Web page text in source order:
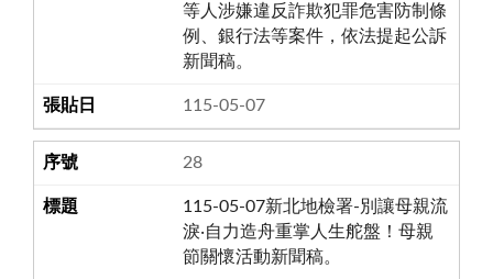
等人涉嫌違反詐欺犯罪危害防制條
例、銀行法等案件，依法提起公訴
新聞稿。
115-05-07
28
115-05-07新北地檢署-別讓母親流
淚‧自力造舟重掌人生舵盤！母親
節關懷活動新聞稿。